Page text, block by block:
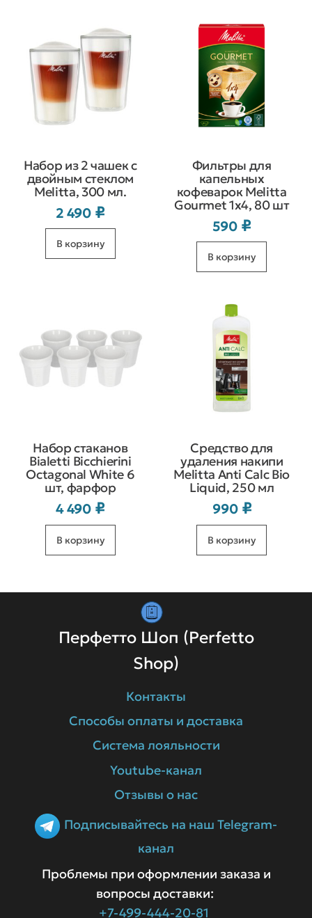
Набор из 2 чашек с
двойным стеклом
Melitta, 300 мл.
2 490 ₽
В корзину
Фильтры для
капельных
кофеварок Melitta
Gourmet 1х4, 80 шт
590 ₽
В корзину
Набор стаканов
Bialetti Bicchierini
Octagonal White 6
шт, фарфор
4 490 ₽
В корзину
Средство для
удаления накипи
Melitta Anti Calc Bio
Liquid, 250 мл
990 ₽
В корзину
Перфетто Шоп (Perfetto
Shop)
Контакты
Способы оплаты и доставка
Система лояльности
Youtube-канал
Отзывы о нас
Подписывайтесь на наш Telegram-
канал
Проблемы при оформлении заказа и
вопросы доставки:
+7-499-444-20-81